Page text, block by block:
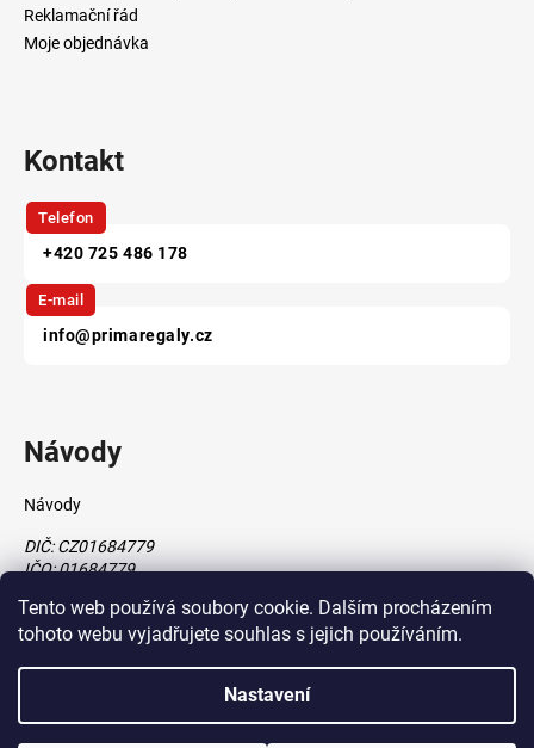
Tento web používá soubory cookie. Dalším procházením
tohoto webu vyjadřujete souhlas s jejich používáním.
Nastavení
Reklamační řád
Moje objednávka
Kontakt
Telefon
+420 725 486 178
E-mail
info@primaregaly.cz
Návody
Návody
DIČ: CZ01684779
IČO: 01684779
Vytvořil Shoptet
vytvořilŠtefan Mazáň